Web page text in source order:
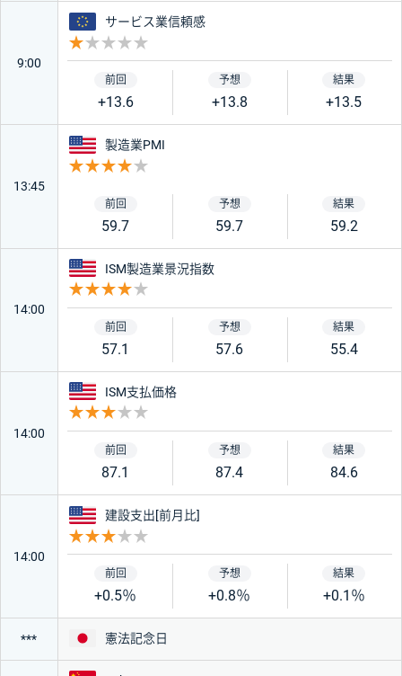
9:00
ユーロ
サービス業信頼感
+13.6 +13.8 +13.5
13:45
アメリカ
製造業PMI
59.7 59.7 59.2
14:00
アメリカ
ISM製造業景況指数
57.1 57.6 55.4
14:00
アメリカ
ISM支払価格
87.1 87.4 84.6
14:00
アメリカ
建設支出[前月比]
+0.5％ +0.8％ +0.1％
*** 日本
憲法記念日